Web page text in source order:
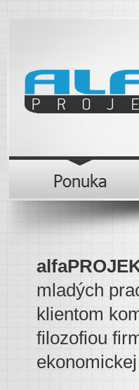
mladých
klientom
filozofiou